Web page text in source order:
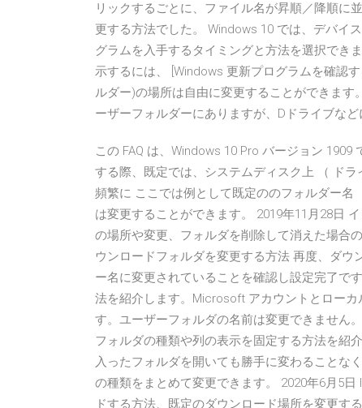
リックするごとに、ファイル名が昇順／降順に
更する方法でした。 Windows 10 では、デバイ
グラムを入手するタイミングと方法を選択でき
示するには、 [Windows 更新プログラムを確認
ルダー)の場所は自由に変更することができま
ーザーフォルダーにありますが、Dドライブな
この FAQ は、Windows 10 Pro バージョン
する際、既定では、システムディスク上 （ ド
頻繁に ここでは例として既定ののフォルダー
は変更することができます。 2019年11月28日
の場所や変更、フォルダを削除して消えた場合
ウンロードフォルダを変更する方法 再度、ダ
ー名に変更されていることを確認し設定完了で
法を紹介します。Microsoft アカウントとロー
す。ユーザーフォルダの名前は変更できません
フォルダの種類や列の表示を固定する方法を紹
入ったフォルダを開いても勝手に変わることな
の種類をまとめて変更できます。 2020年6月5
ドする方法、既定のダウンロード場所を変更す